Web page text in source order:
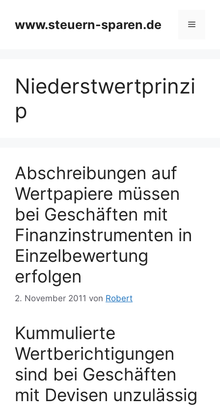
springen
www.steuern-sparen.de Menü
Niederstwertprinzi
p
Abschreibungen auf
Wertpapiere müssen
bei Geschäften mit
Finanzinstrumenten in
Einzelbewertung
erfolgen
2. November 2011 von Robert
Kummulierte
Wertberichtigungen
sind bei Geschäften
mit Devisen unzulässig